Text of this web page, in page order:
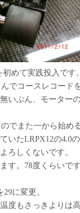
めて実践投入で
でコースレコード
いぶん、モーター
でまた一から始め
いたLRPX12の4.0
ろしくないです。
す。78度くらいで
に変更。
度もさっきよりは